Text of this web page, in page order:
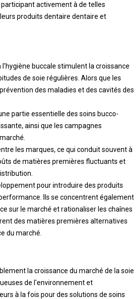
participant activement à de telles
produits dentaire dentaire et
buccale stimulent la croissance
de soie régulières. Alors que les
des maladies et des cavités des
partie essentielle des soins bucco-
ainsi que les campagnes
les marques, ce qui conduit souvent à
de matières premières fluctuants et
pour introduire des produits
Ils se concentrent également
sur le marché et rationaliser les chaînes
des matières premières alternatives
du marché.
la croissance du marché de la soie
de l'environnement et
à la fois pour des solutions de soins